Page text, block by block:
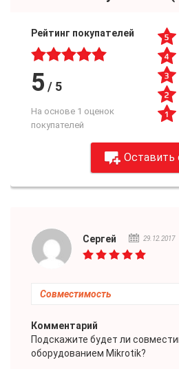
Рейтинг покупателей
5 / 5
На основе 1 оценок
покупателей
Оставить
Сергей 29.12.2017
Совместимость
Комментарий
Подскажите будет ли
оборудованием Mikrotik?